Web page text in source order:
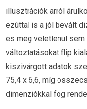
illusztrációk arról
ezúttal is a jól bevált
és még véletlenül
változtatásokat flip
kiszivárgott adatok
75,4 x 6,6, míg
dimenziókkal fog